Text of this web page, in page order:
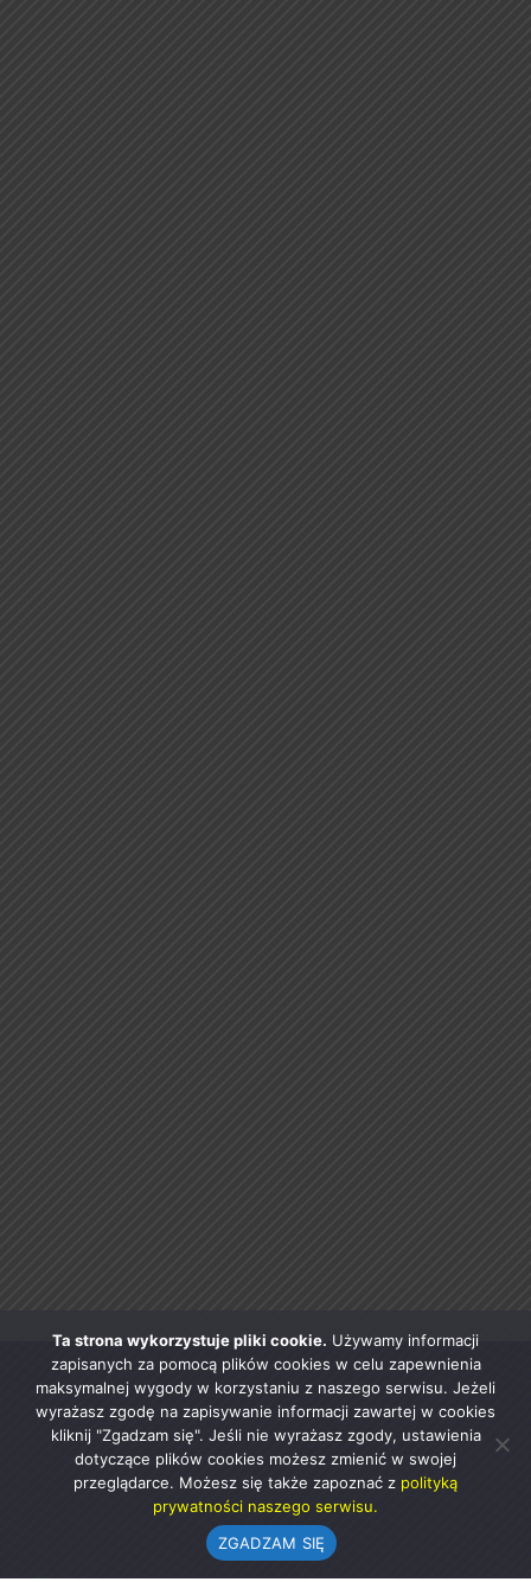
Ta strona wykorzystuje pliki cookie. Używamy informacji
zapisanych za pomocą plików cookies w celu zapewnienia
maksymalnej wygody w korzystaniu z naszego serwisu. Jeżeli
wyrażasz zgodę na zapisywanie informacji zawartej w cookies
kliknij "Zgadzam się". Jeśli nie wyrażasz zgody, ustawienia
dotyczące plików cookies możesz zmienić w swojej
przeglądarce. Możesz się także zapoznać z polityką
prywatności naszego serwisu.
ZGADZAM SIĘ